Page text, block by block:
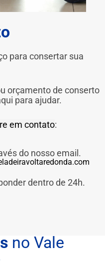
para consertar sua
orçamento de conserto
para ajudar.
em contato:
do nosso email.
dentro de 24h.
no Vale